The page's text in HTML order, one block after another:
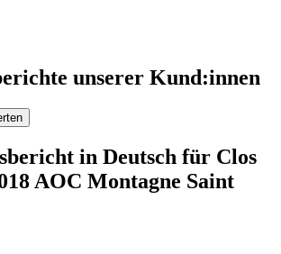
unserer Kund:innen
in Deutsch für Clos
AOC Montagne Saint